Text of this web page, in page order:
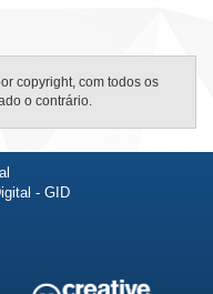
copyright, com todos os
o contrário.
- GID